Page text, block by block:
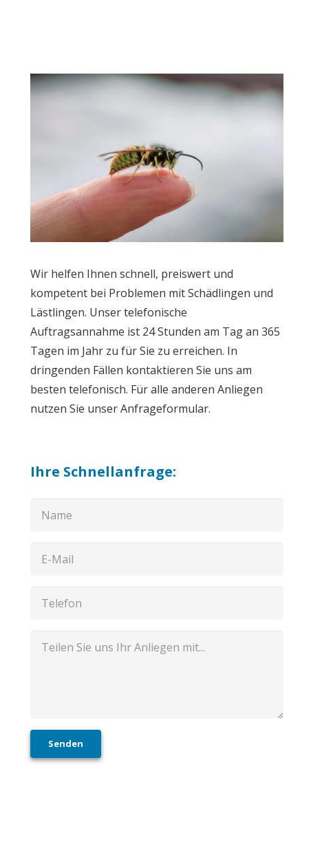
Wir helfen Ihnen schnell, preiswert und
kompetent bei Problemen mit Schädlingen und
Lästlingen. Unser telefonische
Auftragsannahme ist 24 Stunden am Tag an 365
Tagen im Jahr zu für Sie zu erreichen. In
dringenden Fällen kontaktieren Sie uns am
besten telefonisch. Für alle anderen Anliegen
nutzen Sie unser Anfrageformular.
Ihre Schnellanfrage:
Senden